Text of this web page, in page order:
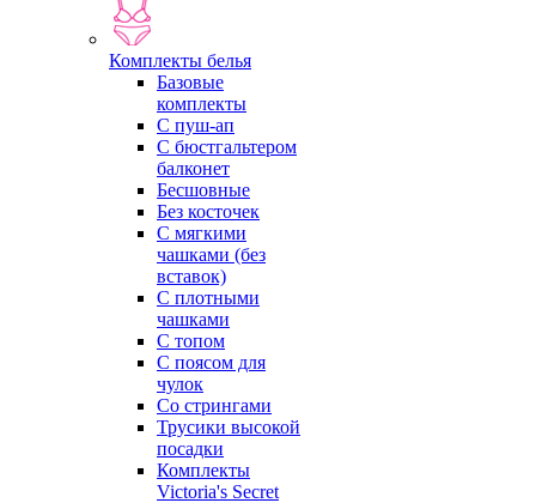
Комплекты белья
Базовые
комплекты
С пуш-ап
С бюстгальтером
балконет
Бесшовные
Без косточек
С мягкими
чашками (без
вставок)
С плотными
чашками
С топом
С поясом для
чулок
Со стрингами
Трусики высокой
посадки
Комплекты
Victoria's Secret